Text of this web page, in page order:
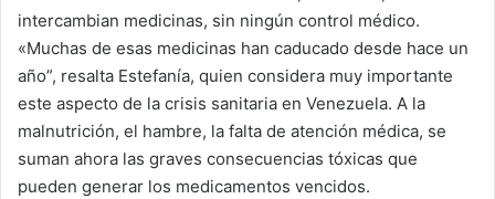
intercambian medicinas, sin ningún control médico.
«Muchas de esas medicinas han caducado desde hace un
año”, resalta Estefanía, quien considera muy importante
este aspecto de la crisis sanitaria en Venezuela. A la
malnutrición, el hambre, la falta de atención médica, se
suman ahora las graves consecuencias tóxicas que
pueden generar los medicamentos vencidos.